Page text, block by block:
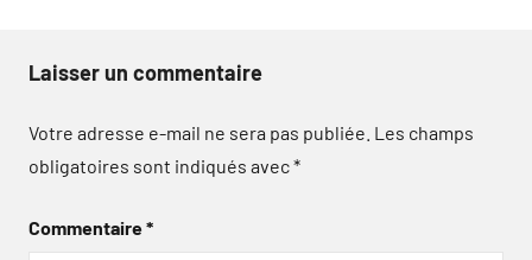
Laisser un commentaire
Votre adresse e-mail ne sera pas publiée. Les champs
obligatoires sont indiqués avec*
Commentaire*